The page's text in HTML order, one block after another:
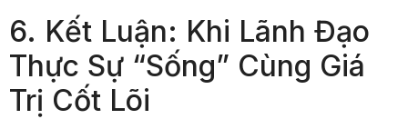
6. Kết Luận: Khi Lãnh Đạo
Thực Sự “Sống” Cùng Giá
Trị Cốt Lõi